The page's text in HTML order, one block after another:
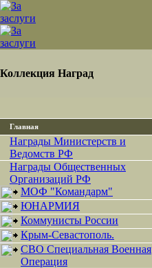
Коллекция Наград
Главная
Награды Министерств и
Ведомств РФ
Награды Общественных
Организаций РФ
МОФ "Командарм"
ЮНАРМИЯ
Коммунисты России
Крым-Севастополь.
СВО Специальная Военная
Операция